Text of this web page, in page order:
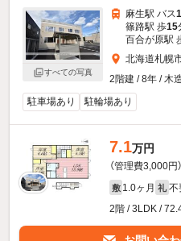
すべての写真
麻生駅 バス
篠路駅 歩15
百合が原駅
北海道札幌
2階建 / 8年 / 木
駐車場あり
駐輪場あり
7.1万円
（管理費3,000円）
敷 1.0ヶ月 礼 不
2階 / 3LDK /